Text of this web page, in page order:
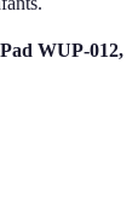
WUP-012,